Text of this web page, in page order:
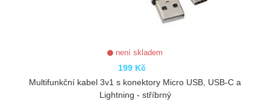
není skladem
199 Kč
Multifunkční kabel 3v1 s konektory Micro USB, USB-C a
Lightning - stříbrný